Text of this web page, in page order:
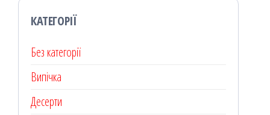
КАТЕГОРІЇ
Без категорії
Випічка
Десерти